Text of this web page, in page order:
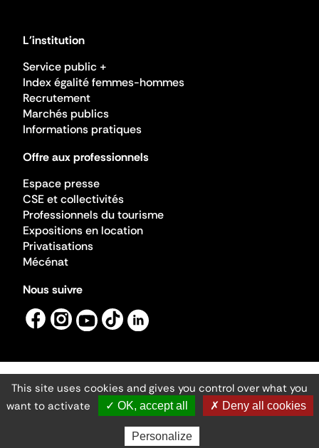
L'institution
Service public +
Index égalité femmes-hommes
Recrutement
Marchés publics
Informations pratiques
Offre aux professionnels
Espace presse
CSE et collectivités
Professionnels du tourisme
Expositions en location
Privatisations
Mécénat
Nous suivre
Mentions légales
Gestion des cookies
Accessibilité numérique
Ministère de la Culture ©2026
- Cité de l'architecture et du patrimoine
This site uses cookies and gives you control over what you
want to activate
✓ OK, accept all ✗ Deny all cookies
Personalize